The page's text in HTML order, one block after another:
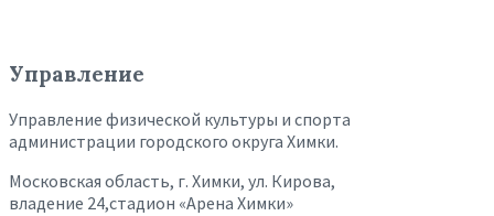
Управление
Управление физической культуры и спорта
администрации городского округа Химки.
Московская область, г. Химки, ул. Кирова,
владение 24,стадион «Арена Химки»